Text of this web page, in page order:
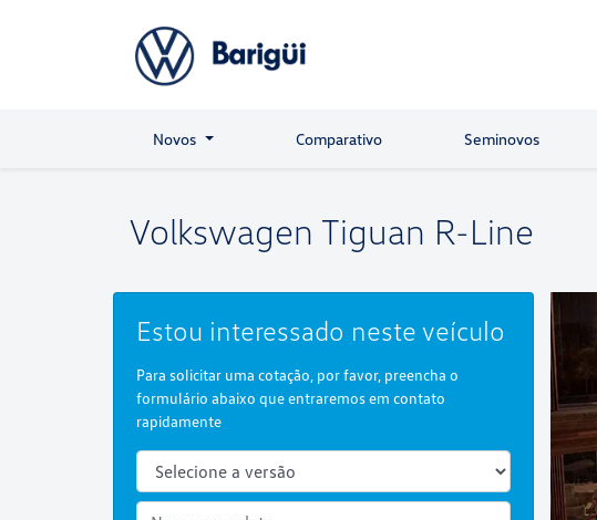
Novos Comparativo Seminovos
Volkswagen Tiguan R-Line
Estou interessado neste veículo
Para solicitar uma cotação, por favor, preencha o
formulário abaixo que entraremos em contato
rapidamente